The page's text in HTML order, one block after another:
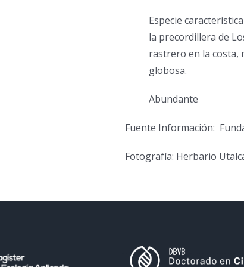
Especie
la precordillera de
rastrero en la costa,
globosa.
Abundante
Fuente Información:
Fotografía: Herbario